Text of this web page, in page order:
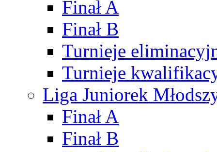
Finał A
Finał B
Turnieje
Turnieje
Liga Juniorek
Finał A
Finał B